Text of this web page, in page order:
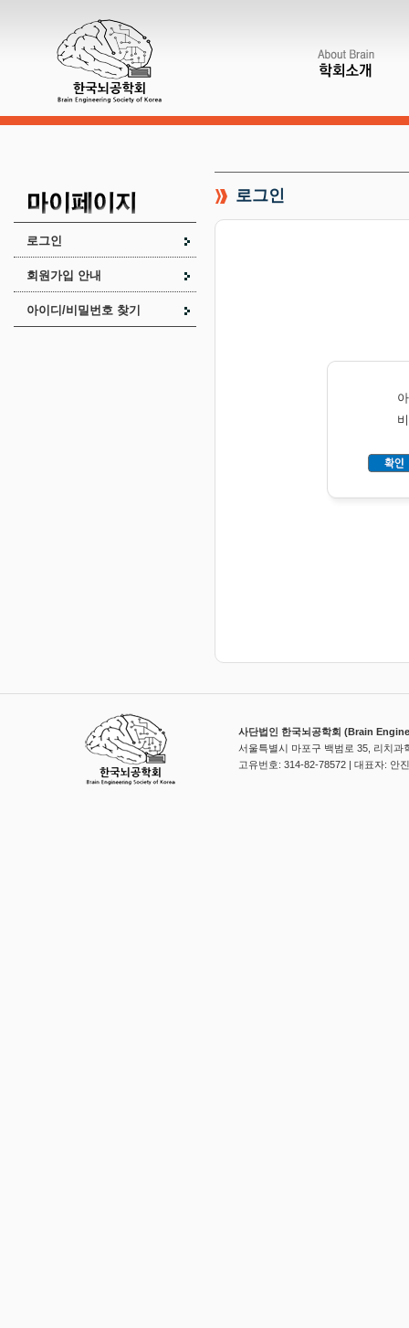
로그인
회원가입 안내
아이디/비밀번호 찾기
로그인
사단법인 한국뇌공학회 (Brain
서울특별시 마포구 백범로 35, 리치과
고유번호: 314-82-78572 | 대표자: 안